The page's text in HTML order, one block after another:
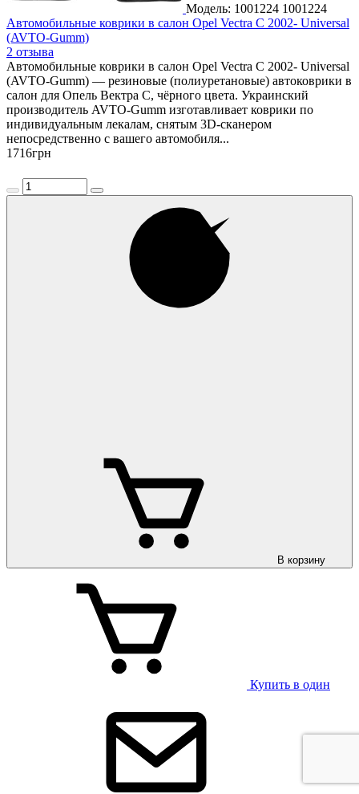
Модель: 1001224 1001224
Автомобильные коврики в салон Opel Vectra C 2002- Universal
(AVTO-Gumm)
2 отзыва
Автомобильные коврики в салон Opel Vectra C 2002- Universal
(AVTO-Gumm) — резиновые (полиуретановые) автоковрики в
салон для Опель Вектра С, чёрного цвета. Украинский
производитель AVTO-Gumm изготавливает коврики по
индивидуальным лекалам, снятым 3D-сканером
непосредственно с вашего автомобиля...
1716грн
В корзину
Купить в один